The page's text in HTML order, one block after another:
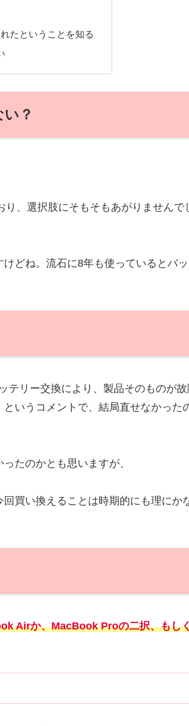
たということを知る
？
、選択肢にそもそもあがりませんで
どね。流石に8年も使っているとバ
テリー交換により、製品そのものが故
いうコメントで、結局直せなかった
たのかとも思いますが、
買い換えることは時期的にも理にか
Airか、MacBook Proの二択、もし